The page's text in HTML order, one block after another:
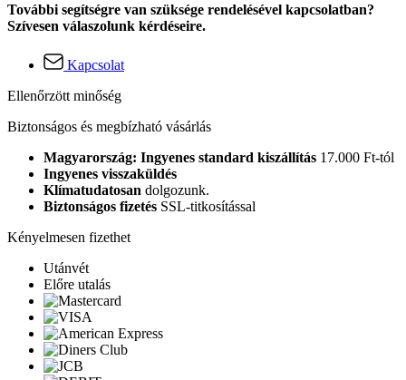
További segítségre van szüksége rendelésével kapcsolatban?
Szívesen válaszolunk kérdéseire.
Kapcsolat
Ellenőrzött minőség
Biztonságos és megbízható vásárlás
Magyarország: Ingyenes standard kiszállítás 17.000 Ft-tól
Ingyenes visszaküldés
Klímatudatosan dolgozunk.
Biztonságos fizetés SSL-titkosítással
Kényelmesen fizethet
Utánvét
Előre utalás